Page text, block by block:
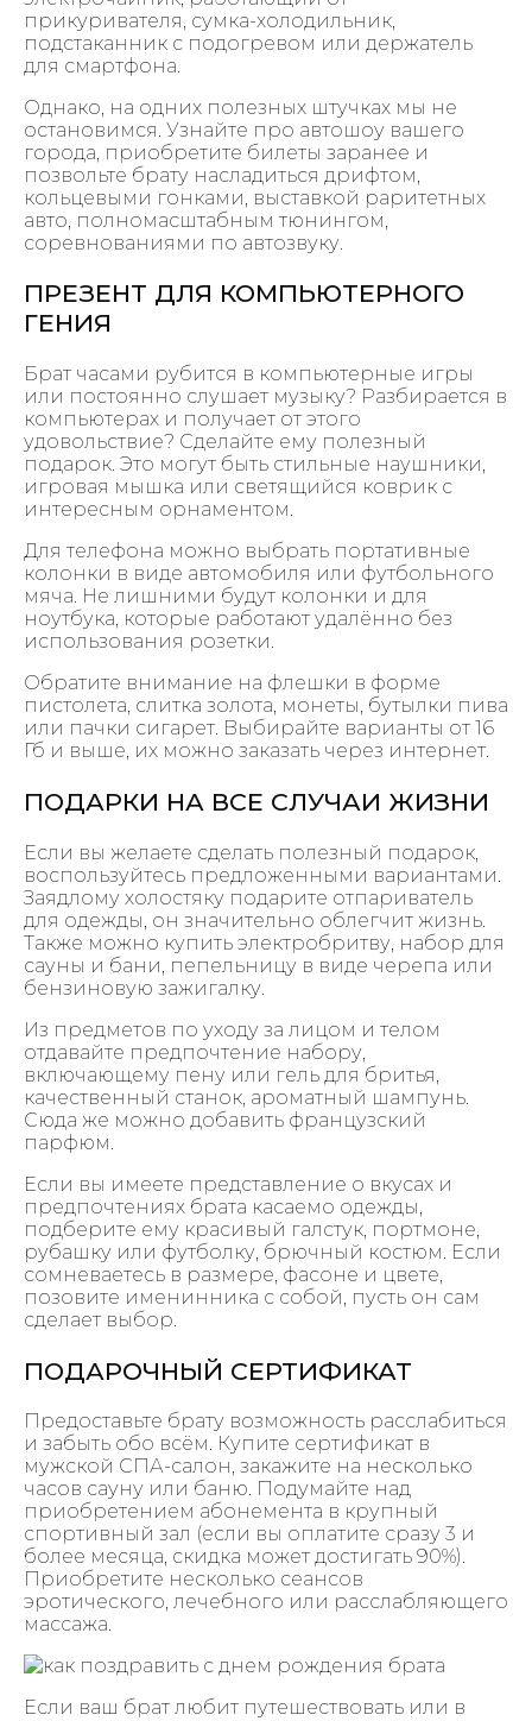
прикуривателя, сумка-холодильник,
подстаканник с подогревом или держатель
для смартфона.
Однако, на одних полезных штучках мы не
остановимся. Узнайте про автошоу вашего
города, приобретите билеты заранее и
позвольте брату насладиться дрифтом,
кольцевыми гонками, выставкой раритетных
авто, полномасштабным тюнингом,
соревнованиями по автозвуку.
ПРЕЗЕНТ ДЛЯ КОМПЬЮТЕРНОГО
ГЕНИЯ
Брат часами рубится в компьютерные игры
или постоянно слушает музыку? Разбирается в
компьютерах и получает от этого
удовольствие? Сделайте ему полезный
подарок. Это могут быть стильные наушники,
игровая мышка или светящийся коврик с
интересным орнаментом.
Для телефона можно выбрать портативные
колонки в виде автомобиля или футбольного
мяча. Не лишними будут колонки и для
ноутбука, которые работают удалённо без
использования розетки.
Обратите внимание на флешки в форме
пистолета, слитка золота, монеты, бутылки пива
или пачки сигарет. Выбирайте варианты от 16
Гб и выше, их можно заказать через интернет.
ПОДАРКИ НА ВСЕ СЛУЧАИ ЖИЗНИ
Если вы желаете сделать полезный подарок,
воспользуйтесь предложенными вариантами.
Заядлому холостяку подарите отпариватель
для одежды, он значительно облегчит жизнь.
Также можно купить электробритву, набор для
сауны и бани, пепельницу в виде черепа или
бензиновую зажигалку.
Из предметов по уходу за лицом и телом
отдавайте предпочтение набору,
включающему пену или гель для бритья,
качественный станок, ароматный шампунь.
Сюда же можно добавить французский
парфюм.
Если вы имеете представление о вкусах и
предпочтениях брата касаемо одежды,
подберите ему красивый галстук, портмоне,
рубашку или футболку, брючный костюм. Если
сомневаетесь в размере, фасоне и цвете,
позовите именинника с собой, пусть он сам
сделает выбор.
ПОДАРОЧНЫЙ СЕРТИФИКАТ
Предоставьте брату возможность расслабиться
и забыть обо всём. Купите сертификат в
мужской СПА-салон, закажите на несколько
часов сауну или баню. Подумайте над
приобретением абонемента в крупный
спортивный зал (если вы оплатите сразу 3 и
более месяца, скидка может достигать 90%).
Приобретите несколько сеансов
эротического, лечебного или расслабляющего
массажа.
Если ваш брат любит путешествовать или в